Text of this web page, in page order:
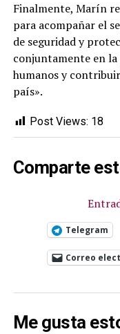
Finalmente, Marín
para acompañar el
de seguridad y
conjuntamente en
humanos y
país».
Post Views: 18
Comparte
Telegram
Correo
Me gusta